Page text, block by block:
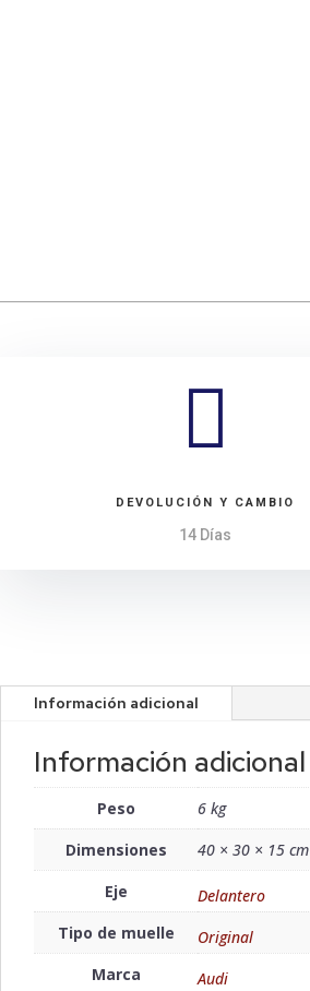

DEVOLUCIÓN Y CAMBIO
14 Días
Información adicional
Información adicional
Peso
6 kg
Dimensiones
40 × 30 × 15 cm
Eje
Delantero
Tipo de muelle
Original
Marca
Audi